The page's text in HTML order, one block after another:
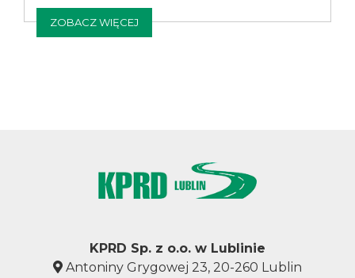
ZOBACZ WIĘCEJ
KPRD Sp. z o.o. w Lublinie
Antoniny Grygowej 23, 20-260 Lublin